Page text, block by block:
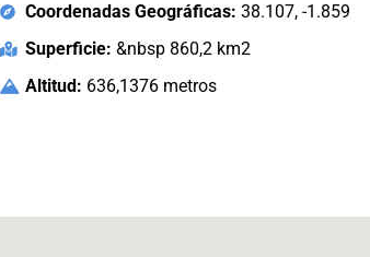
Coordenadas Geográficas: 38.107, -1.859
Superficie: &nbsp 860,2 km2
Altitud: 636,1376 metros